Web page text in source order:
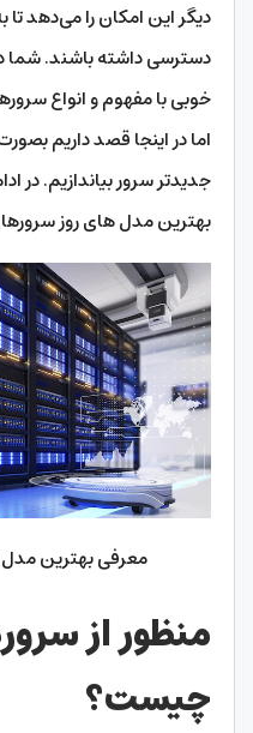
دیگر این امکان را می‌دهد
دسترسی داشته باشند. شما
خوبی با مفهوم و انواع
اما در اینجا قصد داریم
جدیدتر سرور بیاندازیم. در
بهترین مدل های روز
معرفی بهترین
منظور از
چیست؟